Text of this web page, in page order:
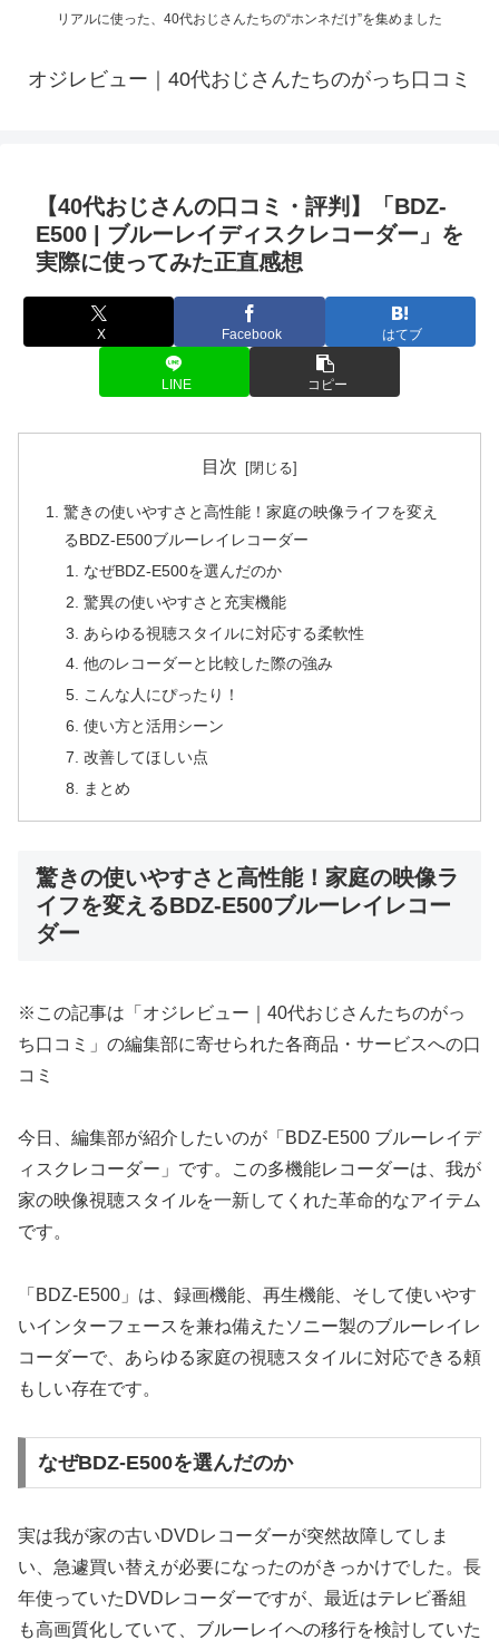
リアルに使った、40代おじさんたちの“ホンネだけ”を集めました
オジレビュー｜40代おじさんたちのがっち口コミ
【40代おじさんの口コミ・評判】「BDZ-
E500 | ブルーレイディスクレコーダー」を
実際に使ってみた正直感想
X Facebook はてブ
LINE コピー
目次
驚きの使いやすさと高性能！家庭の映像ライフを変え
るBDZ-E500ブルーレイレコーダー
なぜBDZ-E500を選んだのか
驚異の使いやすさと充実機能
あらゆる視聴スタイルに対応する柔軟性
他のレコーダーと比較した際の強み
こんな人にぴったり！
使い方と活用シーン
改善してほしい点
まとめ
驚きの使いやすさと高性能！家庭の映像ラ
イフを変えるBDZ-E500ブルーレイレコー
ダー
※この記事は「オジレビュー｜40代おじさんたちのがっ
ち口コミ」の編集部に寄せられた各商品・サービスへの口
コミ
今日、編集部が紹介したいのが「BDZ-E500 ブルーレイデ
ィスクレコーダー」です。この多機能レコーダーは、我が
家の映像視聴スタイルを一新してくれた革命的なアイテム
です。
「BDZ-E500」は、録画機能、再生機能、そして使いやす
いインターフェースを兼ね備えたソニー製のブルーレイレ
コーダーで、あらゆる家庭の視聴スタイルに対応できる頼
もしい存在です。
なぜBDZ-E500を選んだのか
実は我が家の古いDVDレコーダーが突然故障してしま
い、急遽買い替えが必要になったのがきっかけでした。長
年使っていたDVDレコーダーですが、最近はテレビ番組
も高画質化していて、ブルーレイへの移行を検討していた